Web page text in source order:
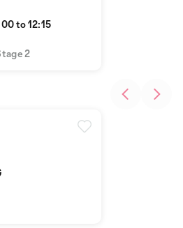
to 12:15
2